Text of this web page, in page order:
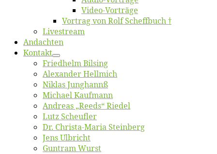
Vi­deo-Vor­trä­ge
Vor­trag von Rolf Scheffbuch †
Live­stream
An­dach­ten
Kon­takt
Fried­helm Bilsing
Alex­an­der Hellmich
Ni­klas Junghannß
Mi­cha­el Kaufmann
An­dre­as „Reeds“ Riedel
Lutz Scheuf­ler
Dr. Chris­­ta-Ma­ria Steinberg
Jens Ulb­richt
Gun­tram Wurst